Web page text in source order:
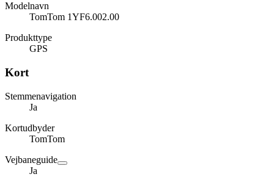
Modelnavn
TomTom 1YF6.002.00
Produkttype
GPS
Kort
Stemmenavigation
Ja
Kortudbyder
TomTom
Vejbaneguide
Ja